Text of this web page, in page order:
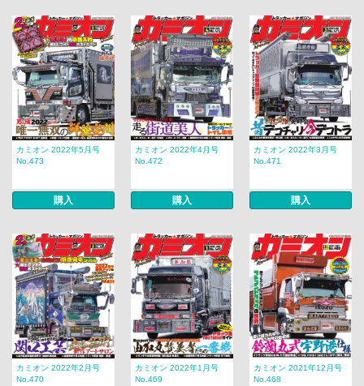
カミオン 2022年5月号
No.473
購入
カミオン 2022年4月号
No.472
購入
カミオン 2022年3月号
No.471
購入
カミオン 2022年2月号
No.470
カミオン 2022年1月号
No.469
カミオン 2021年12月号
No.468